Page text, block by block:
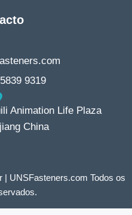
9319
Animation Life Plaza
China
UNSFasteners.com Todos os